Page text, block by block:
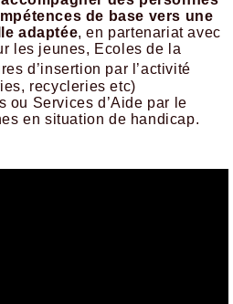
de base vers une
adaptée, en partenariat avec
les jeunes, Ecoles de la
d’insertion par l’activité
recycleries etc)
ou Services d’Aide par le
en situation de handicap.